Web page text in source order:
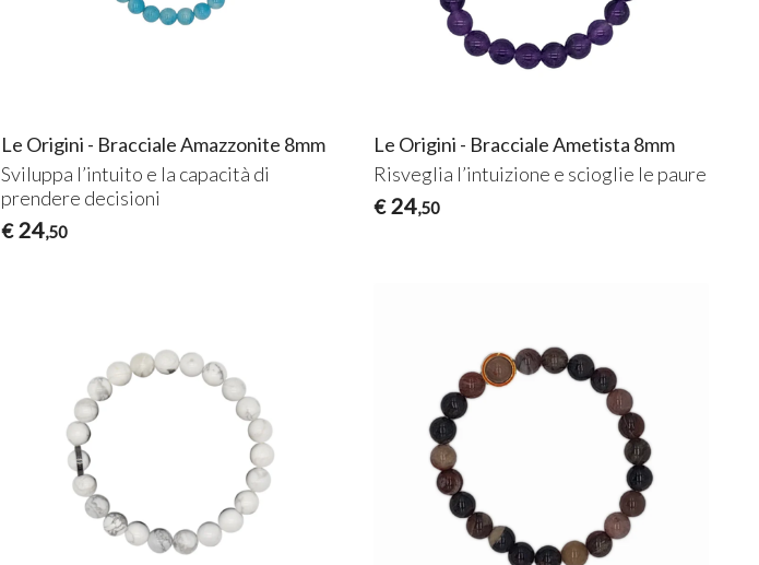
Le Origini - Bracciale Amazzonite 8mm
Sviluppa l’intuito e la capacità di
prendere decisioni
€ 24,50
Le Origini - Bracciale Ametista 8mm
Risveglia l’intuizione e scioglie le paure
€ 24,50